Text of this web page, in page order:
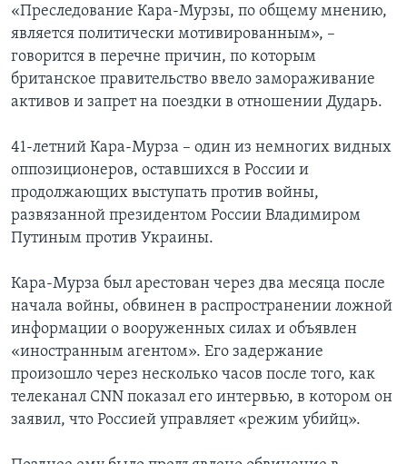
«Преследование Кара-Мурзы, по общему мнению,
является политически мотивированным», –
говорится в перечне причин, по которым
британское правительство ввело замораживание
активов и запрет на поездки в отношении Дударь.
41-летний Кара-Мурза – один из немногих видных
оппозиционеров, оставшихся в России и
продолжающих выступать против войны,
развязанной президентом России Владимиром
Путиным против Украины.
Кара-Мурза был арестован через два месяца после
начала войны, обвинен в распространении ложной
информации о вооруженных силах и объявлен
«иностранным агентом». Его задержание
произошло через несколько часов после того, как
телеканал CNN показал его интервью, в котором он
заявил, что Россией управляет «режим убийц».